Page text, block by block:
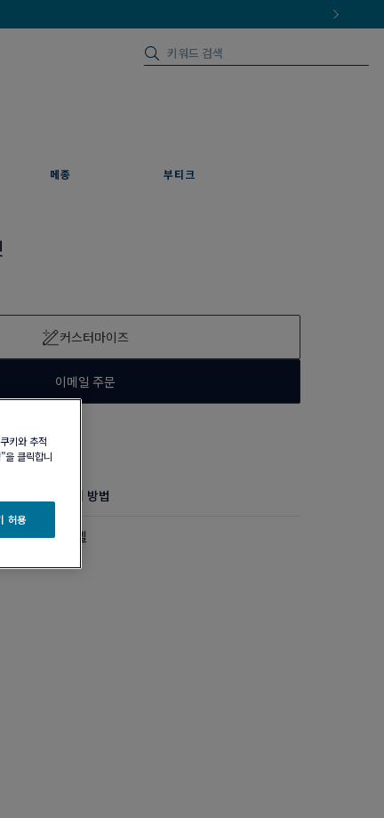
메종 부티크
커스터마이즈
이메일 주문
제품 관리 방법
드 미디엄 모델
키와 추적
을 클릭합니
허용